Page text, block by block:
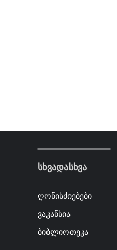
სხვადასხვა
ღონისძიებები
ვაკანსია
ბიბლიოთეკა